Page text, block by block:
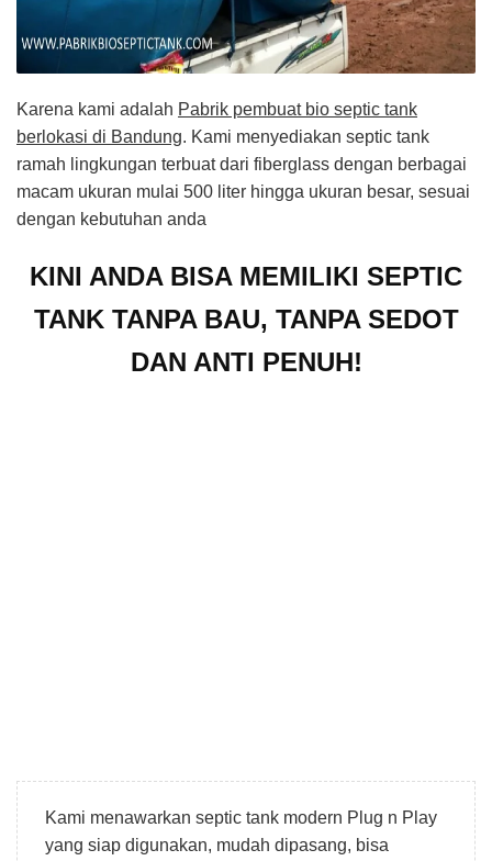
Karena kami adalah Pabrik pembuat bio septic tank
berlokasi di Bandung. Kami menyediakan septic tank
ramah lingkungan terbuat dari fiberglass dengan berbagai
macam ukuran mulai 500 liter hingga ukuran besar, sesuai
dengan kebutuhan anda
KINI ANDA BISA MEMILIKI SEPTIC
TANK TANPA BAU, TANPA SEDOT
DAN ANTI PENUH!
Kami menawarkan septic tank modern Plug n Play
yang siap digunakan, mudah dipasang, bisa